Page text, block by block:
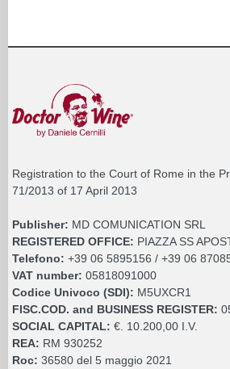
Registration to the Court of Rome in the
71/2013 of 17 April 2013
Publisher: MD COMUNICATION SRL
REGISTERED OFFICE: PIAZZA SS
Telefono: +39 06 5895156 / +39 06
VAT number: 05818091000
Codice Univoco (SDI): M5UXCR1
FISC.COD. and BUSINESS REGISTER:
SOCIAL CAPITAL: €. 10.200,00 I.V.
REA: RM 930252
Roc: 36580 del 5 maggio 2021